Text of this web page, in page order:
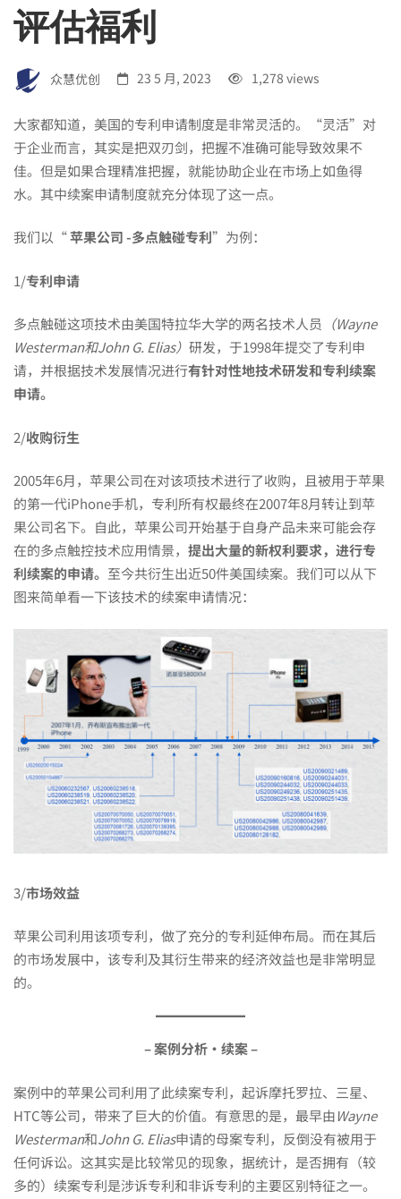
公
司
的
案
例
出
发，
看
美
国
专
利
中
续
案
如
运
评估福利
众慧优创 23 5 月, 2023 1,278 views
大家都知道，美国的专利申请制度是非常灵活的。“灵活”对
于企业而言，其实是把双刃剑，把握不准确可能导致效果不
佳。但是如果合理精准把握，就能协助企业在市场上如鱼得
水。其中续案申请制度就充分体现了这一点。
我们以“苹果公司 -多点触碰专利”为例：
1/专利申请
多点触碰这项技术由美国特拉华大学的两名技术人员 （Wayne
Westerman和John G. Elias） 研发，于1998年提交了专利申
请，并根据技术发展情况进行有针对性地技术研发和专利续案
申请。
2/收购衍生
2005年6月，苹果公司在对该项技术进行了收购，且被用于苹果
的第一代iPhone手机，专利所有权最终在2007年8月转让到苹
果公司名下。自此，苹果公司开始基于自身产品未来可能会存
在的多点触控技术应用情景， 提出大量的新权利要求，进行专
利续案的申请。 至今共衍生出近50件美国续案。我们可以从下
图来简单看一下该技术的续案申请情况：
3/市场效益
苹果公司利用该项专利，做了充分的专利延伸布局。而在其后
的市场发展中，该专利及其衍生带来的经济效益也是非常明显
的。
– 案例分析·续案 –
案例中的苹果公司利用了此续案专利，起诉摩托罗拉、三星、
HTC等公司，带来了巨大的价值。有意思的是，最早由Wayne
Westerman和John G. Elias申请的母案专利，反倒没有被用于
任何诉讼。这其实是比较常见的现象，据统计，是否拥有（较
多的）续案专利是涉诉专利和非诉专利的主要区别特征之一。